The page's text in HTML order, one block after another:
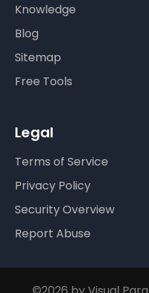
Knowledge
Blog
Sitemap
Free Tools
Legal
Terms of Service
Privacy Policy
Security Overview
Report Abuse